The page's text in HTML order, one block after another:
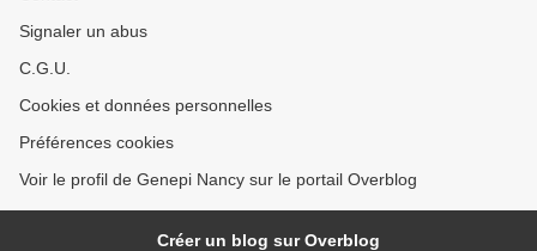
Signaler un abus
C.G.U.
Cookies et données personnelles
Préférences cookies
Voir le profil de Genepi Nancy sur le portail Overblog
Créer un blog sur Overblog